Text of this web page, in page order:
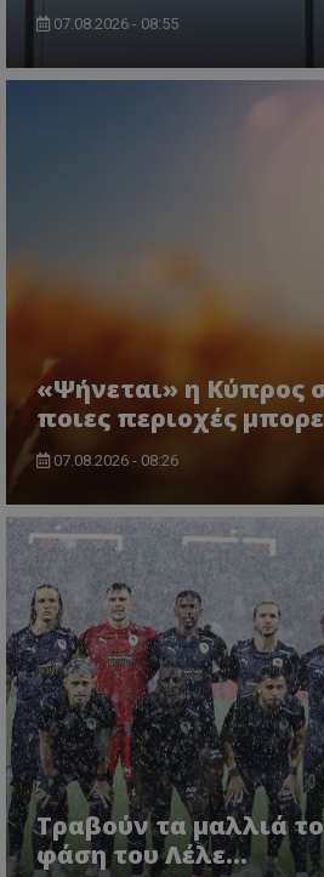
07.08.2026 - 08:55
«Ψήνεται» η Κύπρος
ποιες περιοχές
07.08.2026 - 08:26
Τραβούν τα μαλλιά
φάση του Λέλε…